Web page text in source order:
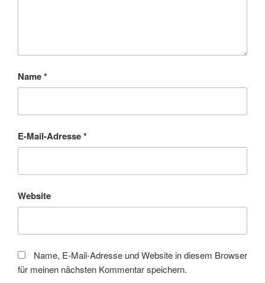
Name*
E-Mail-Adresse*
Website
Name, E-Mail-Adresse und Website in diesem Browser
für meinen nächsten Kommentar speichern.